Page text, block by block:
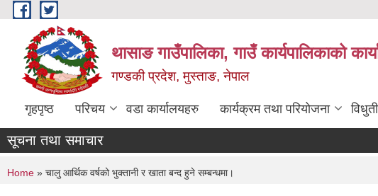
Skip to main content
थासाङ गाउँपालिका, गाउँ कार्यपालिकाको
गण्डकी प्रदेश, मुस्ताङ, नेपाल
गृहपृष्ठ परिचय वडा कार्यालयहरु कार्यक्रम तथा परियोजना
सूचना तथा समाचार
You are here
Home » चालु आर्थिक वर्षको भुक्तानी र खाता बन्द हुने सम्बन्धमा।